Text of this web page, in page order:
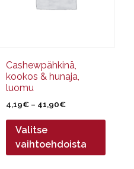
Cashewpähkinä,
kookos & hunaja,
luomu
4,19€ – 41,90€Hintaluokka:
41,90€
Valitse
vaihtoehdoista
sivulla.